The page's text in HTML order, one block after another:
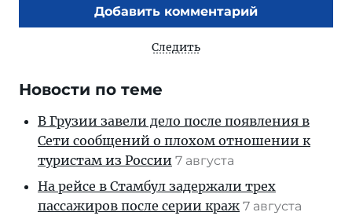
Добавить комментарий
Следить
Новости по теме
В Грузии завели дело после появления в
Сети сообщений о плохом отношении к
туристам из России 7 августа
На рейсе в Стамбул задержали трех
пассажиров после серии краж 7 августа